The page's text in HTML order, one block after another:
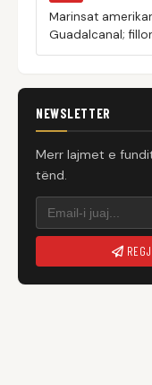
Marinsat
Guadalcanal;
NEWSLETTER
Merr lajmet e
tënd.